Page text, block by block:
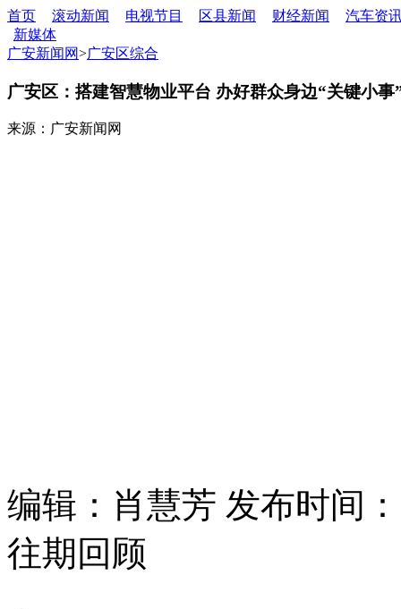
首页 滚动新闻 电视节目 区县新闻 财经新闻
汽车资
新媒体
广安新闻网>广安区综合
广安区：搭建智慧物业平台 办好群众身边“关键小事
来源：广安新闻网
编辑：肖慧芳 发布时间
往期回顾